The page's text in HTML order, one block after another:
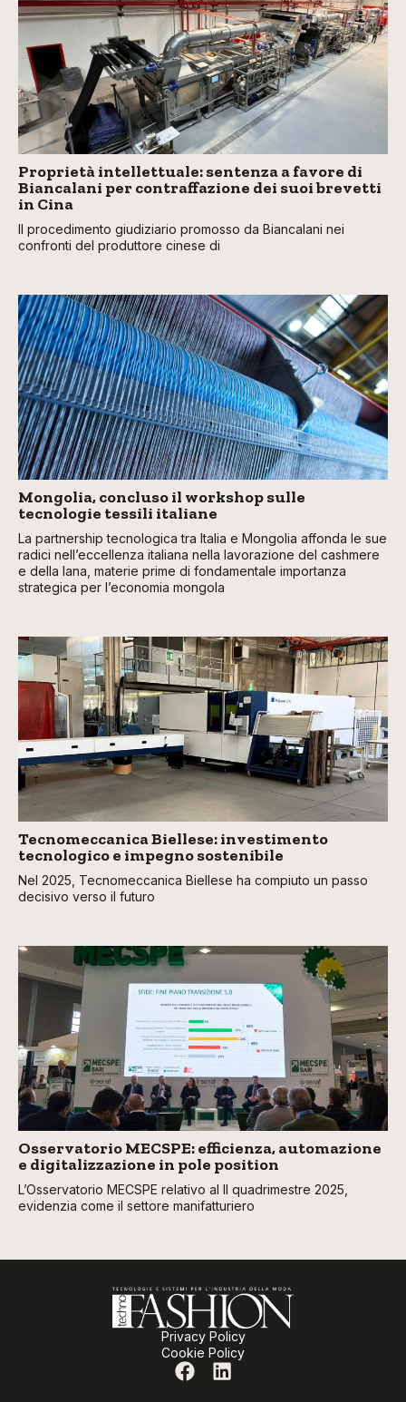
Proprietà intellettuale: sentenza a favore di
Biancalani per contraffazione dei suoi brevetti
in Cina
Il procedimento giudiziario promosso da Biancalani nei
confronti del produttore cinese di
Mongolia, concluso il workshop sulle
tecnologie tessili italiane
La partnership tecnologica tra Italia e Mongolia affonda le sue
radici nell’eccellenza italiana nella lavorazione del cashmere
e della lana, materie prime di fondamentale importanza
strategica per l’economia mongola
Tecnomeccanica Biellese: investimento
tecnologico e impegno sostenibile
Nel 2025, Tecnomeccanica Biellese ha compiuto un passo
decisivo verso il futuro
Osservatorio MECSPE: efficienza, automazione
e digitalizzazione in pole position
L’Osservatorio MECSPE relativo al II quadrimestre 2025,
evidenzia come il settore manifatturiero
Privacy Policy
Cookie Policy